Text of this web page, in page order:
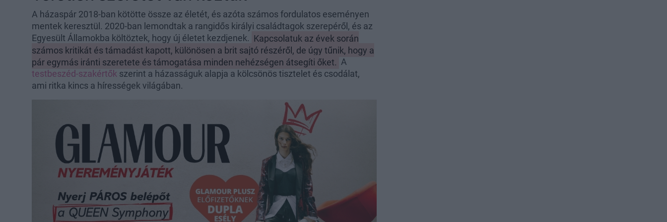
A házaspár 2018-ban kötötte össze az életét, és azóta számos fordulatos eseményen
mentek keresztül. 2020-ban lemondtak a rangidős királyi családtagok szerepéről, és az
Egyesült Államokba költöztek, hogy új életet kezdjenek. Kapcsolatuk az évek során
számos kritikát és támadást kapott, különösen a brit sajtó részéről, de úgy tűnik, hogy a
pár egymás iránti szeretete és támogatása minden nehézségen átsegíti őket.
A
testbeszéd-szakértők szerint a házasságuk alapja a kölcsönös tisztelet és csodálat,
ami ritka kincs a hírességek világában.